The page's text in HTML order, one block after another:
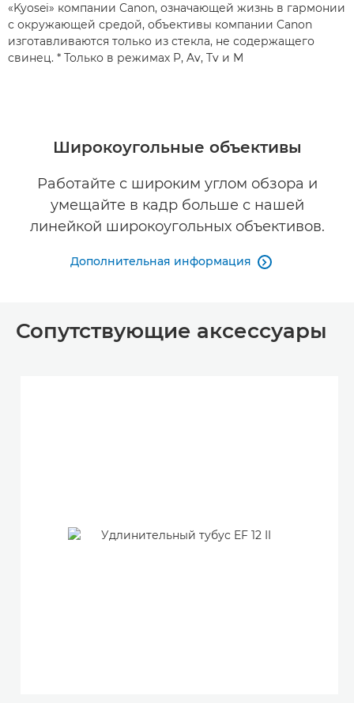
«Kyosei» компании Canon, означающей жизнь в гармонии
с окружающей средой, объективы компании Canon
изготавливаются только из стекла, не содержащего
свинец. * Только в режимах P, Av, Tv и M
Широкоугольные объективы
Работайте с широким углом обзора и
умещайте в кадр больше с нашей
линейкой широкоугольных объективов.
Дополнительная информация 
Сопутствующие аксессуары